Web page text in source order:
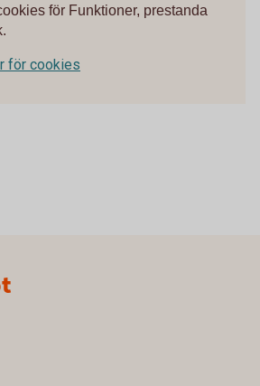
för Funktioner, prestanda
för cookies